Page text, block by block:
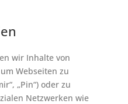
wir Inhalte von
Webseiten zu
„Pin“) oder zu
Netzwerken wie